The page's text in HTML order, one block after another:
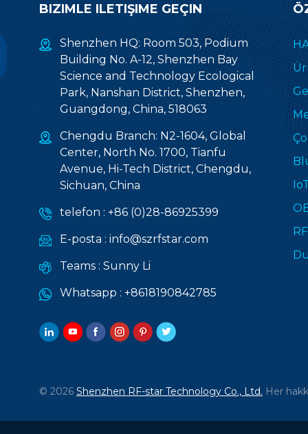
BIZIMLE ILETIŞIME GEÇIN
Shenzhen HQ: Room 503, Podium
Building No. A-12, Shenzhen Bay
Science and Technology Ecological
Park, Nanshan District, Shenzhen,
Guangdong, China, 518063
Chengdu Branch: N2-1604, Global
Center, North No. 1700, Tianfu
Avenue, Hi-Tech District, Chengdu,
Sichuan, China
telefon : +86 (0)28-86925399
E-posta : info@szrfstar.com
Teams : Sunny Li
Whatsapp : +8618190842785
© 2026 Shenzhen RF-star Technology Co., Ltd. Her